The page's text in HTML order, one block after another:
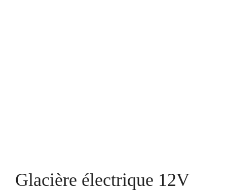
Glacière électrique 12V